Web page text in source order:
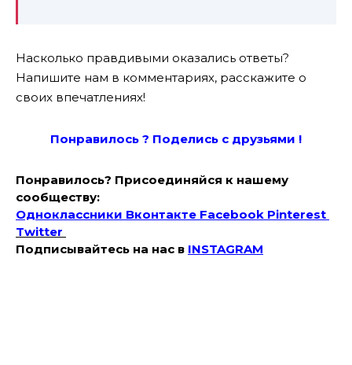
Насколько правдивыми оказались ответы?
Напишите нам в комментариях, расскажите о
своих впечатлениях!
Понравилось ? Поделись с друзьями !
Понравилось? Присоединяйся к нашему
сообществу:
Одноклассники Вконтакте Facebook Pinterest
Twitter
Подписывайтесь на наc в INSTAGRAM